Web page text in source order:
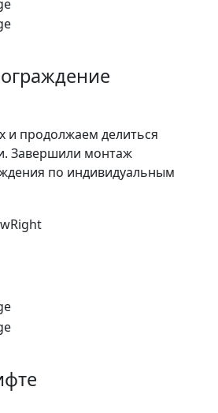
и продолжаем делиться
Завершили монтаж
по индивидуальным